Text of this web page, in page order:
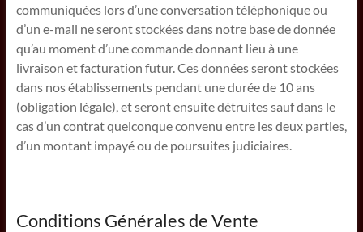
communiquées lors d’une conversation téléphonique ou
d’un e-mail ne seront stockées dans notre base de donnée
qu’au moment d’une commande donnant lieu à une
livraison et facturation futur. Ces données seront stockées
dans nos établissements pendant une durée de 10 ans
(obligation légale), et seront ensuite détruites sauf dans le
cas d’un contrat quelconque convenu entre les deux parties,
d’un montant impayé ou de poursuites judiciaires.
Conditions Générales de Vente